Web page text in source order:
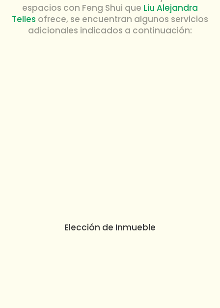
espacios con Feng Shui que Liu Alejandra
Telles ofrece, se encuentran algunos servicios
adicionales indicados a continuación:
Elección de Inmueble